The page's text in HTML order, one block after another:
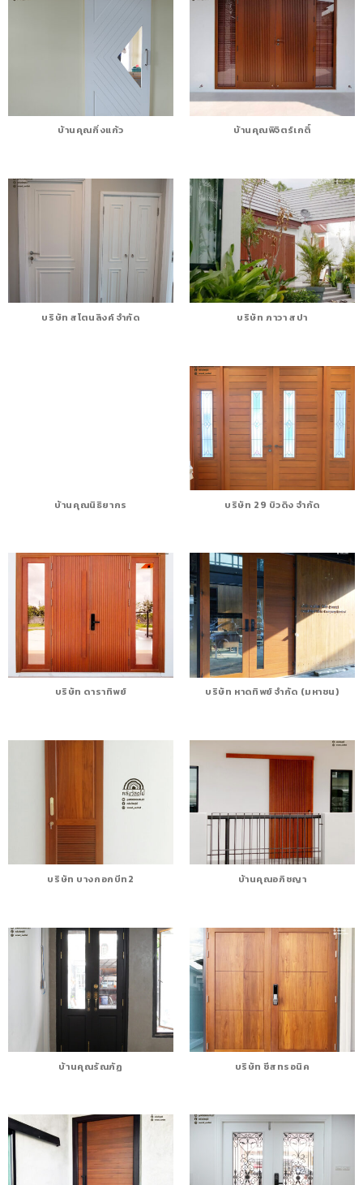
บ้านคุณกิ่งแก้ว บ้านคุณพิจิตร์เกติ์
บริษัท สโตนลิงค์ จำกัด บริษัท ภาวา สปา
บ้านคุณนิธิยากร บริษัท 29 บิวดิง จํากัด
บริษัท ดาราทิพย์ บริษัท หาดทิพย์ จำกัด (มหาชน)
บริษัท บางกอกบีท2 บ้านคุณอภิชญา
บ้านคุณรัณภัฏ บริษัท ชีสทรอนิค